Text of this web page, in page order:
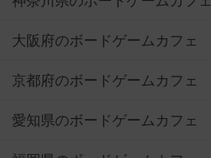
大阪府のボードゲームカフェ
京都府のボードゲームカフェ
愛知県のボードゲームカフェ